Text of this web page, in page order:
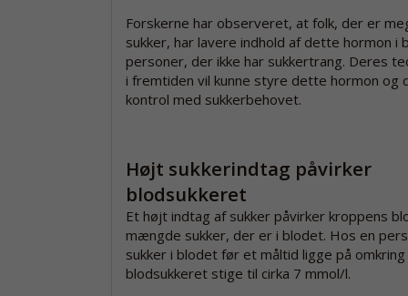
Forskerne har observeret, at folk, der er
sukker, har lavere indhold af dette hormon i
personer, der ikke har sukkertrang. Deres
i fremtiden vil kunne styre dette hormon og
kontrol med sukkerbehovet.
Højt sukkerindtag påvirker
blodsukkeret
Et højt indtag af sukker påvirker kroppens
mængde sukker, der er i blodet. Hos en
sukker i blodet før et måltid ligge på
blodsukkeret stige til cirka 7 mmol/l.